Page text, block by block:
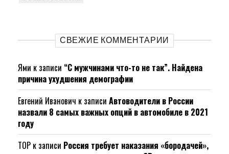
СВЕЖИЕ КОММЕНТАРИИ
Ями к записи “С мужчинами что-то не так”. Найдена
причина ухудшения демографии
Евгений Иванович к записи Автоводители в России
назвали 8 самых важных опций в автомобиле в 2021
году
ТОР к записи Россия требует наказания «бородачей»,